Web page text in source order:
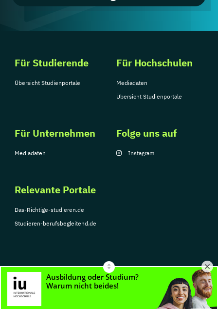
Für Studierende
Übersicht Studienportale
Für Hochschulen
Mediadaten
Übersicht Studienportale
Für Unternehmen
Mediadaten
Relevante Portale
Das-Richtige-studieren.de
Studieren-berufsbegleitend.de
Folge uns auf
Instagram
© Copyright 2026, TarGroup Media GmbH
Nutzungsbedingungen